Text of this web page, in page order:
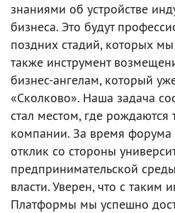
знаниями об устройстве
бизнеса. Это будут
поздних стадий, которых
также инструмент
бизнес-ангелам, который
«Сколково». Наша задача
стал местом, где рождаются
компании. За время
отклик со стороны
предпринимательской
власти. Уверен, что с таким
Платформы мы успешно